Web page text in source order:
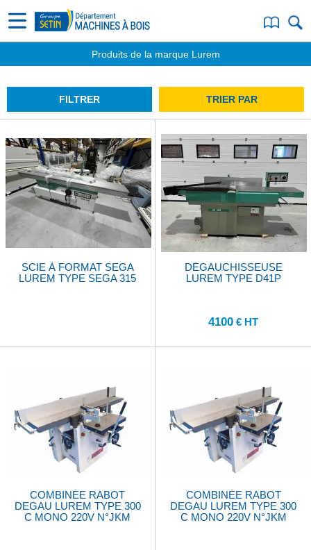
Produits de la marque Lurem
FILTRER TRIER PAR
SCIE À FORMAT SEGA
LUREM TYPE SEGA 315
DÉGAUCHISSEUSE
LUREM TYPE D41P
4100 € HT
COMBINÉE RABOT
DEGAU LUREM TYPE 300
C MONO 220V N°JKM
COMBINÉE RABOT
DEGAU LUREM TYPE 300
C MONO 220V N°JKM